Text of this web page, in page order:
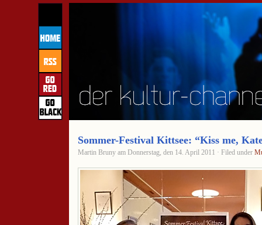
Sommer-Festival Kittsee: “Kiss me,
Martin Bruny am Donnerstag, den 14. April 2011 · Filed under